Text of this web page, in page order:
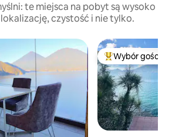
te miejsca na pobyt są wysoko
czystość i nie tylko.
Wybór gości